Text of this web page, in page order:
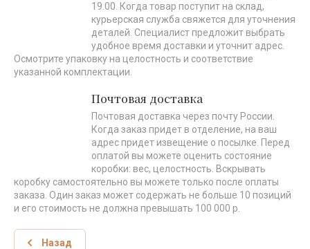
19.00. Когда товар поступит на склад,
курьерская служба свяжется для уточнения
деталей. Специалист предложит выбрать
удобное время доставки и уточнит адрес.
Осмотрите упаковку на целостность и соответствие
указанной комплектации.
Почтовая доставка
Почтовая доставка через почту России.
Когда заказ придет в отделение, на ваш
адрес придет извещение о посылке. Перед
оплатой вы можете оценить состояние
коробки: вес, целостность. Вскрывать
коробку самостоятельно вы можете только после оплаты
заказа. Один заказ может содержать не больше 10 позиций
и его стоимость не должна превышать 100 000 р.
Назад